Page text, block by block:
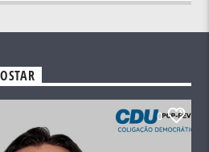
0